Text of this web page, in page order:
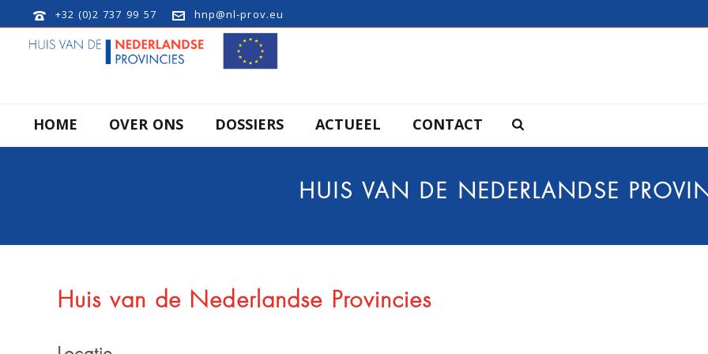
+32 (0)2 737 99 57 hnp@nl-prov.eu
HOME OVER ONS DOSSIERS ACTUEEL CONTACT
HUIS VAN DE NEDERLANDSE
Huis van de Nederlandse Provincies